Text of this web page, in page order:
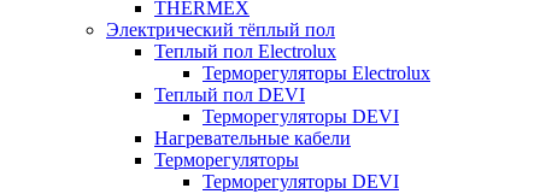
THERMEX
Электрический тёплый пол
Теплый пол Electrolux
Терморегуляторы Electrolux
Теплый пол DEVI
Терморегуляторы DEVI
Нагревательные кабели
Терморегуляторы
Терморегуляторы DEVI